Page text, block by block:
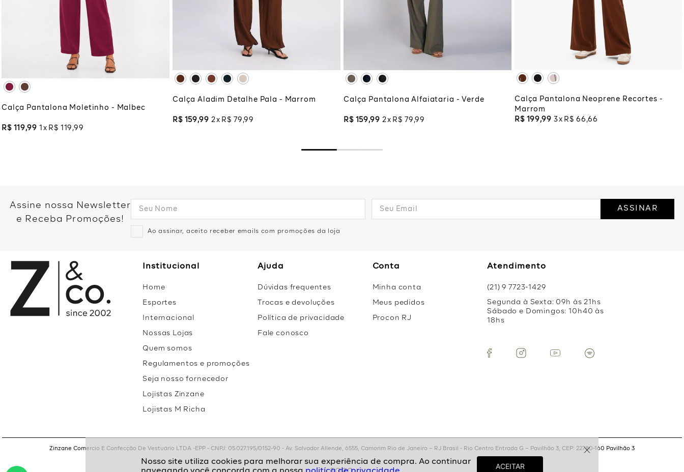
G
M
XGG
ADICIONAR À SACOLA
Calça Pantalona Moletinho - Malbec
R$ 119,99 1 R$ 119 ,99
G
M
ADICIONAR À SACOLA
Calça Aladim Detalhe Pala - Marrom
R$ 159,99 2 R$ 79 ,99
M
ADICIONAR À SACOLA
Calça Pantalona Alfaiataria - Verde
R$ 159,99 2 R$ 79 ,99
G
M
XGG
ADICIONAR À SACOLA
Calça Pantalona Neoprene Recortes -
Marrom
R$ 199,99 3 R$ 66 ,66
Assine nossa Newsletter
e Receba Promoções!
Ao assinar, aceito receber emails com promoções da loja
ASSINAR
Institucional
Home
Esportes
Internacional
Nossas Lojas
Quem somos
Regulamentos e promoções
Seja nosso fornecedor
Lojistas Zinzane
Lojistas M Richa
Ajuda
Dúvidas frequentes
Trocas e devoluções
Política de privacidade
Fale conosco
Conta
Minha conta
Meus pedidos
Procon RJ
Atendimento
(21) 9 7723-1429
Segunda à Sexta: 09h às 21hs
Sábado e Domingos: 10h40 às
18hs
Zinzane Comercio E Confecção De Vestuário LTDA -EPP - CNPJ: 05.027.195/0152-90 - Av. Salvador Allende, 6555, Camorim Rio de Janeiro – RJ Brasil - Rio Centro Entrada G – Pavilhão 3, CEP: 22780-160 Pavilhão 3